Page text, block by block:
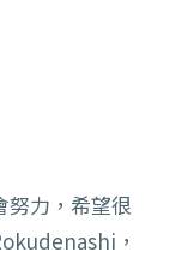
努力，希望很
，